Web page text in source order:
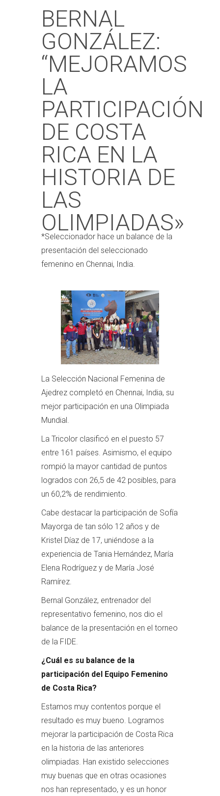
BERNAL
GONZÁLEZ:
“MEJORAMOS
LA
PARTICIPACIÓN
DE COSTA
RICA EN LA
HISTORIA DE
LAS
OLIMPIADAS»
*Seleccionador hace un balance de la
presentación del seleccionado
femenino en Chennai, India.
La Selección Nacional Femenina de
Ajedrez completó en Chennai, India, su
mejor participación en una Olimpiada
Mundial.
La Tricolor clasificó en el puesto 57
entre 161 países. Asimismo, el equipo
rompió la mayor cantidad de puntos
logrados con 26,5 de 42 posibles, para
un 60,2% de rendimiento.
Cabe destacar la participación de Sofía
Mayorga de tan sólo 12 años y de
Kristel Díaz de 17, uniéndose a la
experiencia de Tania Hernández, María
Elena Rodríguez y de María José
Ramírez.
Bernal González, entrenador del
representativo femenino, nos dio el
balance de la presentación en el torneo
de la FIDE.
¿Cuál es su balance de la
participación del Equipo Femenino
de Costa Rica?
Estamos muy contentos porque el
resultado es muy bueno. Logramos
mejorar la participación de Costa Rica
en la historia de las anteriores
olimpiadas. Han existido selecciones
muy buenas que en otras ocasiones
nos han representado, y es un honor